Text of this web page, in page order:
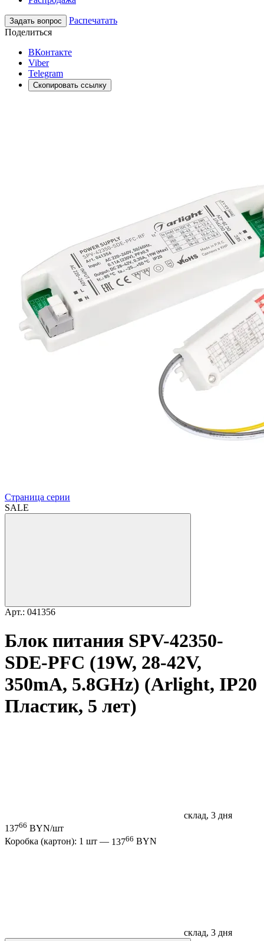
Задать вопрос
Распечатать
Поделиться
ВКонтакте
Viber
Telegram
Скопировать ссылку
Страница серии
SALE
Арт.: 041356
Блок питания SPV-42350-
SDE-PFC (19W, 28-42V,
350mA, 5.8GHz) (Arlight, IP20
Пластик, 5 лет)
склад, 3 дня
13766 BYN/шт
Коробка (картон): 1 шт — 13766 BYN
склад, 3 дня